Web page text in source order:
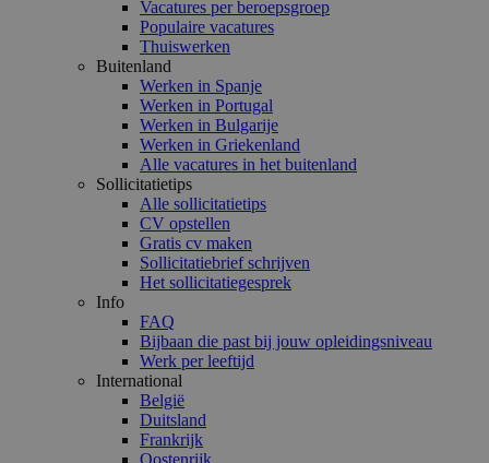
Vacatures per beroepsgroep
Populaire vacatures
Thuiswerken
Buitenland
Werken in Spanje
Werken in Portugal
Werken in Bulgarije
Werken in Griekenland
Alle vacatures in het buitenland
Sollicitatietips
Alle sollicitatietips
CV opstellen
Gratis cv maken
Sollicitatiebrief schrijven
Het sollicitatiegesprek
Info
FAQ
Bijbaan die past bij jouw opleidingsniveau
Werk per leeftijd
International
België
Duitsland
Frankrijk
Oostenrijk